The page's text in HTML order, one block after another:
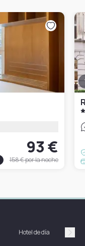
93 €
158 €por la noche
Hotel de día